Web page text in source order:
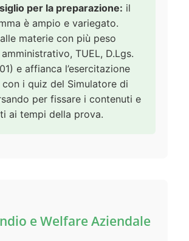
per la preparazione: il
è ampio e variegato.
materie con più peso
TUEL, D.Lgs.
e affianca l’esercitazione
i quiz del Simulatore di
per fissare i contenuti e
ai tempi della prova.
e Welfare Aziendale